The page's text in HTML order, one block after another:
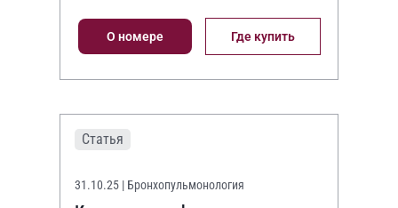
О номере Где купить
Статья
31.10.25 | Бронхопульмонология